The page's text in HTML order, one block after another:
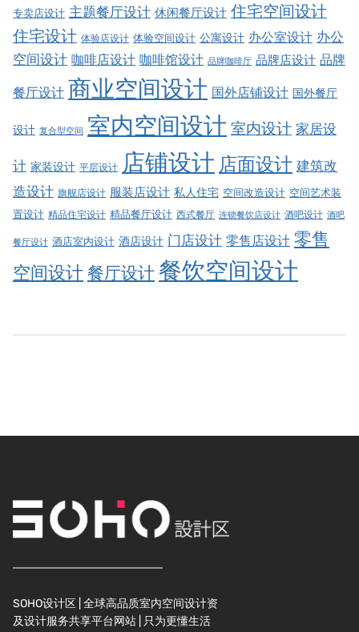
专卖店设计 主题餐厅设计 休闲餐厅设计 住宅空间设计
住宅设计 体验店设计 体验空间设计 公寓设计 办公室设计 办公
空间设计 咖啡店设计 咖啡馆设计 品牌咖啡厅 品牌店设计 品牌
餐厅设计 商业空间设计 国外店铺设计 国外餐厅
设计 复合型空间 室内空间设计 室内设计 家居设
计 家装设计 平层设计 店铺设计 店面设计 建筑改
造设计 旗舰店设计 服装店设计 私人住宅 空间改造设计 空间艺术装
置设计 精品住宅设计 精品餐厅设计 西式餐厅 连锁餐饮店设计 酒吧设计 酒吧
餐厅设计 酒店室内设计 酒店设计 门店设计 零售店设计 零售
空间设计餐厅设计 餐饮空间设计
SOHO设计区 | 全球高品质室内空间设计资
及设计服务共享平台网站 | 只为更懂生活